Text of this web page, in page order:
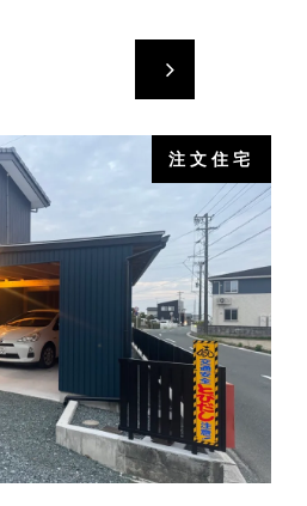
注文住宅